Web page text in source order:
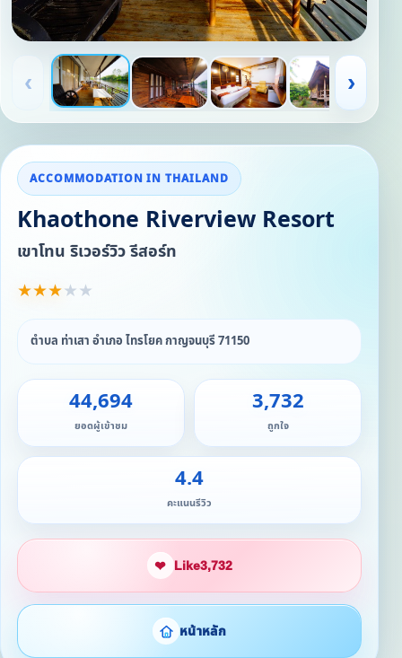
‹ ›
ACCOMMODATION IN THAILAND
Khaothone Riverview Resort
เขาโทน ริเวอร์วิว รีสอร์ท
★★★★ ★
ตำบล ท่าเสา อำเภอ ไทรโยค กาญจนบุรี 71150
44,694
ยอดผู้เข้าชม
3,732
ถูกใจ
4.4
คะแนนรีวิว
❤ Like3,732
หน้าหลัก